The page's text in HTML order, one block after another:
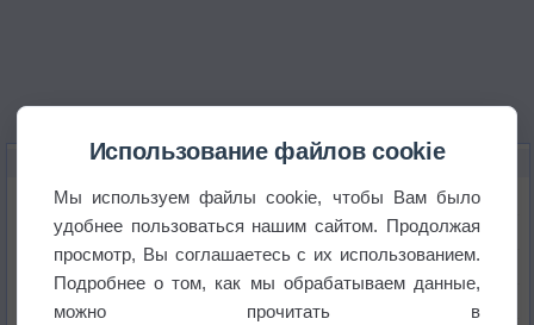
КАРТЫ ПОГОДЫ В ЛАГУНА-НИГЕЛЕ
Температура
Давление
Осадки
Использование файлов cookie
Мы используем файлы cookie, чтобы Вам было
удобнее пользоваться нашим сайтом. Продолжая
просмотр, Вы соглашаетесь с их использованием.
Подробнее о том, как мы обрабатываем данные,
можно прочитать в